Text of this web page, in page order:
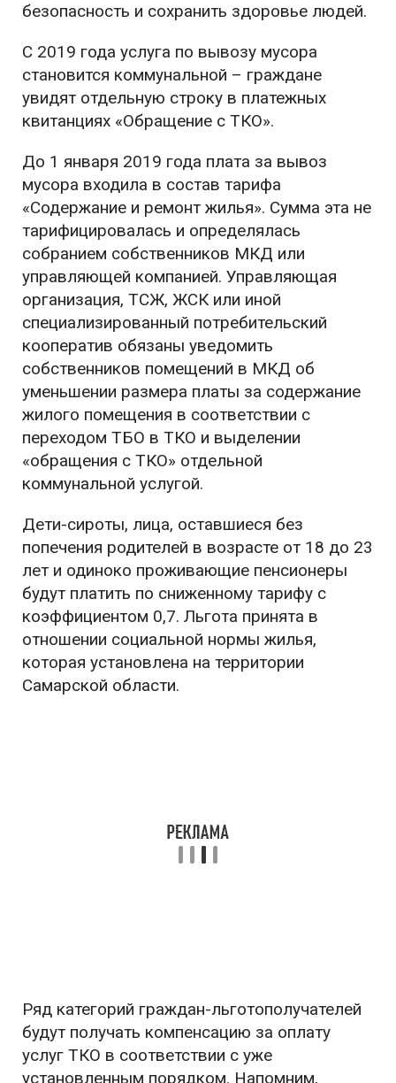
безопасность и сохранить здоровье людей.
С 2019 года услуга по вывозу мусора
становится коммунальной – граждане
увидят отдельную строку в платежных
квитанциях «Обращение с ТКО».
До 1 января 2019 года плата за вывоз
мусора входила в состав тарифа
«Содержание и ремонт жилья». Сумма эта не
тарифицировалась и определялась
собранием собственников МКД или
управляющей компанией. Управляющая
организация, ТСЖ, ЖСК или иной
специализированный потребительский
кооператив обязаны уведомить
собственников помещений в МКД об
уменьшении размера платы за содержание
жилого помещения в соответствии с
переходом ТБО в ТКО и выделении
«обращения с ТКО» отдельной
коммунальной услугой.
Дети-сироты, лица, оставшиеся без
попечения родителей в возрасте от 18 до 23
лет и одиноко проживающие пенсионеры
будут платить по сниженному тарифу с
коэффициентом 0,7. Льгота принята в
отношении социальной нормы жилья,
которая установлена на территории
Самарской области.
Ряд категорий граждан-льготополучателей
будут получать компенсацию за оплату
услуг ТКО в соответствии с уже
установленным порядком. Напомним,